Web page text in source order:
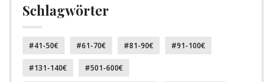
Schlagwörter
41-50€ 61-70€ 81-90€ 91-100€
131-140€ 501-600€